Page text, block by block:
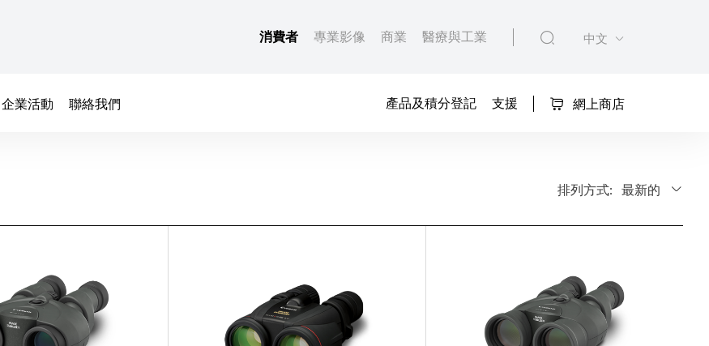
消費者 專業影像 商業 醫療與工業 中文
企業活動 聯絡我們 產品及積分登記 支援 網上商店
排列方式: 最新的